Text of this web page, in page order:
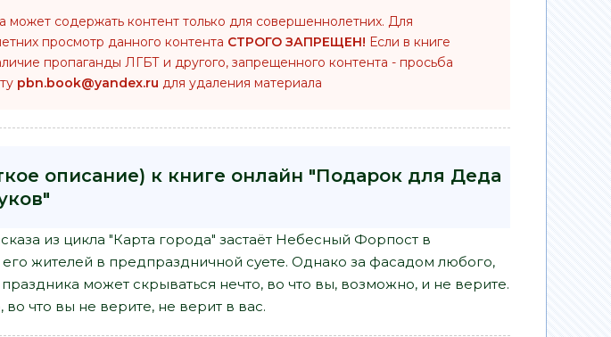
может содержать контент только для совершеннолетних. Для
просмотр данного контента СТРОГО ЗАПРЕЩЕН! Если в книге
пропаганды ЛГБТ и другого, запрещенного контента - просьба
pbn.book@yandex.ru для удаления материала
описание) к книге онлайн "Подарок для Деда
из цикла "Карта города" застаёт Небесный Форпост в
жителей в предпраздничной суете. Однако за фасадом любого,
может скрываться нечто, во что вы, возможно, и не верите.
во что вы не верите, не верит в вас.